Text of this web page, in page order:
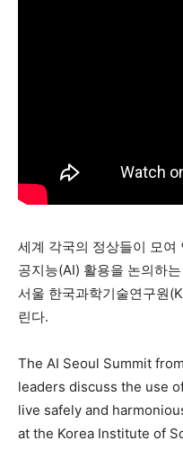
세계 각국의 정상들이 모여
공지능(AI) 활용을 논의하
서울 한국과학기술연구원
린다.
The AI Seoul Summit
leaders discuss the use
live safely and
at the Korea Institute of